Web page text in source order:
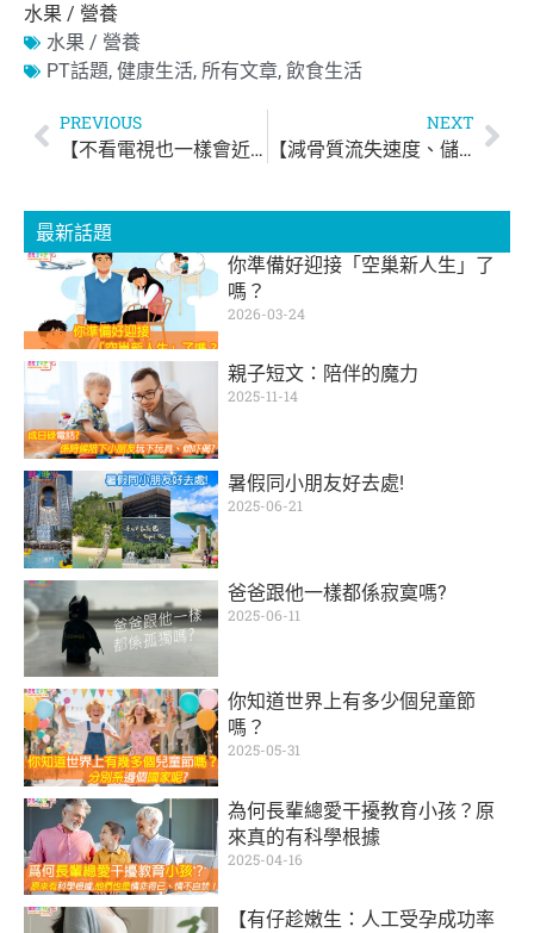
水果 / 營養
水果 / 營養
PT話題, 健康生活, 所有文章, 飲食生活
PREVIOUS
【不看電視也一樣會近視】
NEXT
【減骨質流失速度、儲存骨本】
最新話題
你準備好迎接「空巢新人生」了
嗎？
2026-03-24
親子短文：陪伴的魔力
2025-11-14
暑假同小朋友好去處!
2025-06-21
爸爸跟他一樣都係寂寞嗎?
2025-06-11
你知道世界上有多少個兒童節
嗎？
2025-05-31
為何長輩總愛干擾教育小孩？原
來真的有科學根據
2025-04-16
【有仔趁嫩生：人工受孕成功率